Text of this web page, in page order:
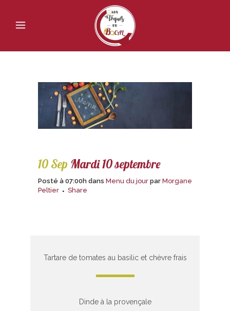
10 Sep Mardi 10 septembre
Posté à 07:00h dans Menu du jour par Morgane
Peltier
Share
Tartare de tomates au basilic et chèvre frais
Dinde à la provençale